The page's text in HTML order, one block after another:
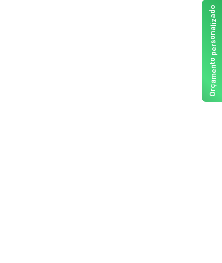
O
r
ç
a
m
e
n
t
o
p
e
r
s
o
n
a
l
i
z
a
d
o